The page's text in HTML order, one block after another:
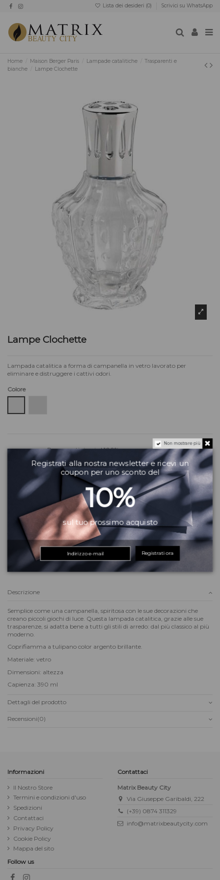
Lista dei desideri (0) Scrivici su WhatsApp
Home Maison Berger Paris Lampade catalitiche
Trasparenti e
bianche
Lampe Clochette
Lampe Clochette
Lampada catalitica a forma di campanella in vetro lavorato per
eliminare e distruggere i cattivi odori.
Colore
Pagamenti sicuri al 100%
lampada catalitica berger traspa eliminare i cattivi odori
distruggere le molecole dei catt purificare l'aria negli ambienti
lampada catalitica berger econom
maison berger paris Lampe Cloche
lampada catalitica berger bianca
Serve aiuto?
Vuoi altre informazioni? Dubbi?Contattaci
! Puoi anche scriverci su
WhatsApp il team del Matrix Beauty City ti risponderà quanto prima!
Descrizione
Semplice come una campanella, spiritosa con le sue decorazioni che
creano piccoli giochi di luce. Questa lampada catalitica, grazie alle sue
trasparenze, si adatta bene a tutti gli stili di arredo: dal più classico al più
moderno.
Coprifiamma a tulipano color argento brillante.
Materiale: vetro
Dimensioni: altezza
Capienza: 390 ml
Dettagli del prodotto
Recensioni(0)
Informazioni
Il Nostro Store
Termini e condizioni d'uso
Spedizioni
Contattaci
Privacy Policy
Cookie Policy
Mappa del sito
Contattaci
Matrix Beauty City
Via Giuseppe Garibaldi, 222
(+39) 0874 311329
info@matrixbeautycity.com
Follow us
Non mostrare più
Registrati alla nostra newsletter e ricevi un
coupon per uno sconto del
10%
sul tuo prossimo acquisto
Registrati ora